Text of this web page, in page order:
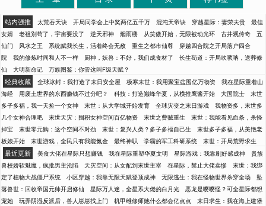
站内强推 太荒吞天诀 开局同学会上中奖两亿五千万 混沌天帝诀 穿越星际：妻荣夫贵
最佳
女婿
老祖别苟了，宇宙要没了 逆天邪神 烟雨楼 从笑傲开始，无限被动光环 古井观传奇
五
仙门
风水之王 系统赋我长生，活着终会无敌 重生之都市仙尊
穿越四合院之开局落户四合
院
我的修炼时间和人不一样 厨神，妖兽：不好，我们成食材了
长生苟道：开局吹唢呐，送葬修
仙
大明新命记 万族图鉴：你管这叫F级天赋？
经典收藏 全球冰封：我打造了末日安全屋 极寒末世：我用聚宝盆囤亿万物资
我在星际重着山
海经
用废土世界的东西赚钱不过分吧？ 科技：打造巅峰华夏，从横推鹰酱开始 大国院士
末世
多子多福，我一天捡一个女神
末世：从大学城开始发育 全球灾变之末日游戏
我物资多，末世多
几个女神合理吧
末世天灾：囤积女神空间百亿物资 末世之曹贼重生
末世：我能看见血条，杀怪
掉宝
末世零元购：这个空间不对劲 末世：复兴人类？多子多福自己生
末世多子多福，从美艳老
板娘开始
末世游戏，全民只有我能氪金 最终神职 学霸的军工科研系统 末世：开局荒野求生
最近更新 美食大佬在星际只想赚钱 我在星际重塑华夏文明 星际游戏：我靠刷好感成神
贵族
兽校娇软魅魔，疯批男主沦陷
天灾空间：从女配到末世主宰 在星际，禁止大佬卖惨
末世：我绑
定了植物大战僵尸系统
小区穿越：我靠无限天赋登顶成神 无限逃生：我在怪物世界杀穿全场
坠
落兽世：回收帝国元帅开启修仙
星际万人迷，全星系大佬的白月光
恶龙是嘤嘤怪？可全星际都想
宠她
玩弄阴湿反派后，兽人崽崽找上门 机甲维修师她什么都会亿点点 末日求生：我在海上建堡